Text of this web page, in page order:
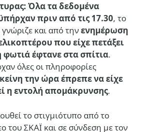
Όλα τα δεδομένα
πριν από τις 17.30, το
και από τηνενημέρωση
που είχε πετάξει
φωτιά έφτανε στα σπίτια.
όλες οι πληροφορίες
την ώρα έπρεπε να είχε
η εντολή απομάκρυνσης.
το στιγμιότυπο από το
του ΣΚΑΪ και σε σύνδεση με τον